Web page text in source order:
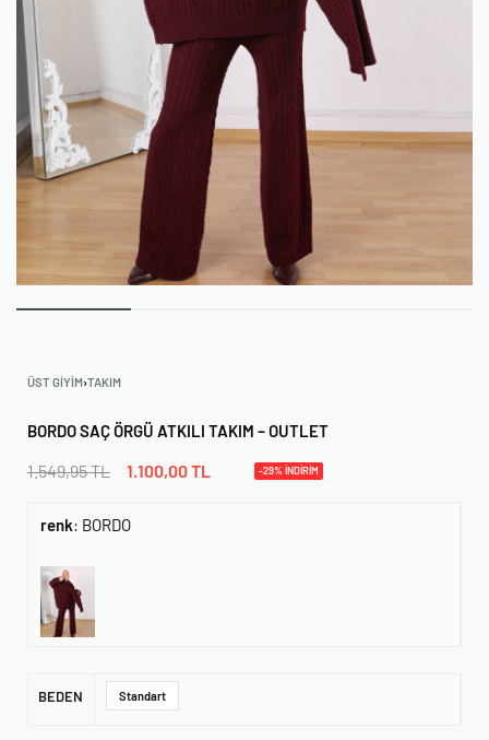
ÜST GIYIM›TAKIM
BORDO SAÇ ÖRGÜ ATKILI TAKIM – OUTLET
1.549,95TL 1.100,00TL -29% İNDİRİM
renk: BORDO
BEDEN Standart